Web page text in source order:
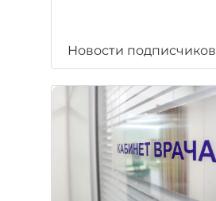
Новости подписчиков